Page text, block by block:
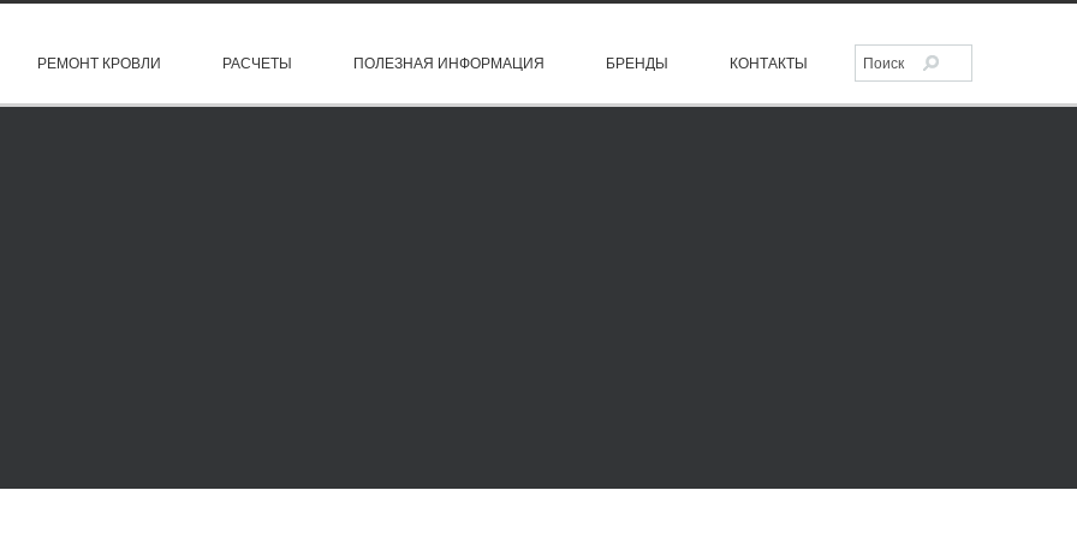
РЕМОНТ КРОВЛИ РАСЧЕТЫ ПОЛЕЗНАЯ ИНФОРМАЦИЯ БРЕНДЫ КОНТАКТЫ